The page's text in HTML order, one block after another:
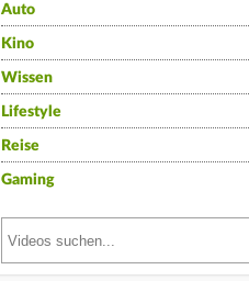
Auto
Kino
Wissen
Lifestyle
Reise
Gaming